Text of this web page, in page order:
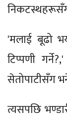
'मलाई बूढो
टिप्पणी
सेतोपाटीसँग
त्यसपछि